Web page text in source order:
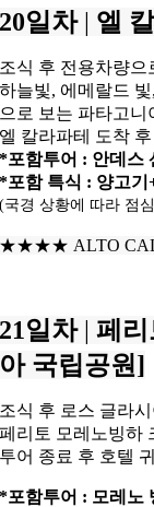
20일차 | 엘
조식 후 전용차량
하늘빛, 에메랄드
으로 보는 파타고니
엘 칼라파테 도착
*포함투어 : 안데스
*포함 특식 : 양고기
(국경 상황에 따라 점
★★★★ ALTO
21일차 | 페리
아 국립공원]
조식 후 로스 글라
페리토 모레노빙하
투어 종료 후 호텔
*포함투어 : 모레노